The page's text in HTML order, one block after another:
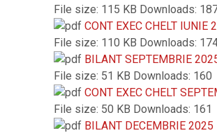
File size: 115 KB Downloads:
CONT EXEC CHELT IUNIE
File size: 110 KB Downloads:
BILANT SEPTEMBRIE
File size: 51 KB Downloads: 160
CONT EXEC CHELT
File size: 50 KB Downloads: 161
BILANT DECEMBRIE 2025